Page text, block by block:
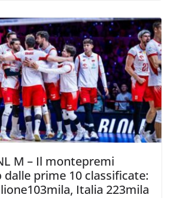
M – Il montepremi
dalle prime 10 classificate:
Italia 223mila